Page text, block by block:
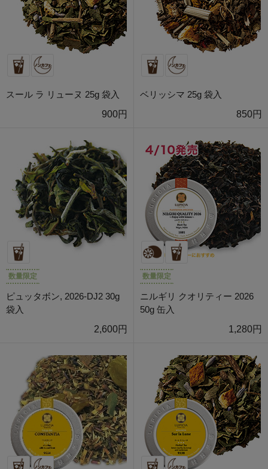
スール ラ リューヌ 25g 袋入
900円
ベリッシマ 25g 袋入
850円
数量限定
ピュッタボン, 2026-DJ2 30g
袋入
2,600円
数量限定
ニルギリ クオリティー 2026
50g 缶入
1,280円